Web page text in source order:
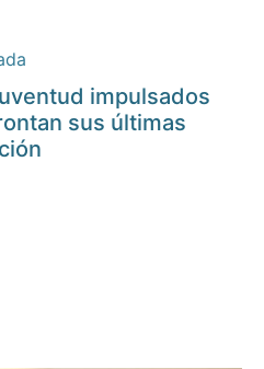
impulsados
sus últimas